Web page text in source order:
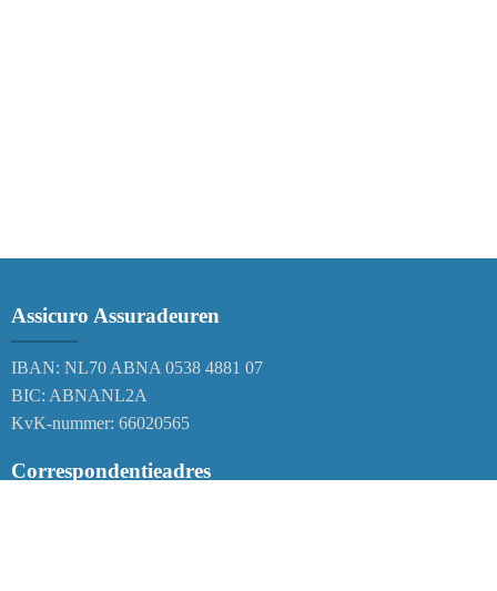
Assicuro Assuradeuren
IBAN: NL70 ABNA 0538 4881 07
BIC: ABNANL2A
KvK-nummer: 66020565
Correspondentieadres